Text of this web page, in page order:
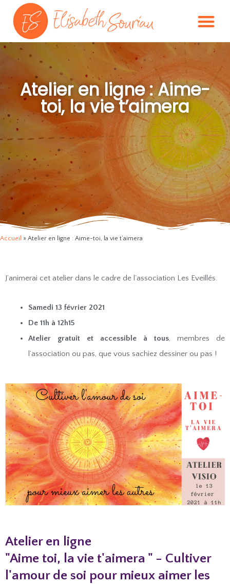
Atelier en ligne : Aime-
toi, la vie t’aimera
Accueil » Atelier en ligne : Aime-toi, la vie t’aimera
J’animerai cet atelier dans le cadre de l’association Les Eveillés.
Samedi 13 février 2021
De 11h à 12h15
Atelier gratuit et accessible à tous, membres de
l’association ou pas, que vous sachiez dessiner ou pas !
Atelier en ligne
"Aime toi, la vie t'aimera " - Cultiver
l'amour de soi pour mieux aimer les